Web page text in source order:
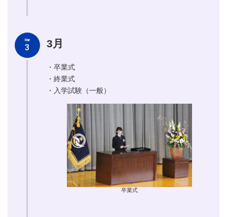
3月
・卒業式
・終業式
・入学試験（一般）
卒業式
Mar
3